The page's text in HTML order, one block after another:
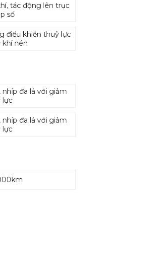
tác động lên trục
số
điều khiển thuỷ lực
khí nén
đa lá với giảm
lực
đa lá với giảm
lực